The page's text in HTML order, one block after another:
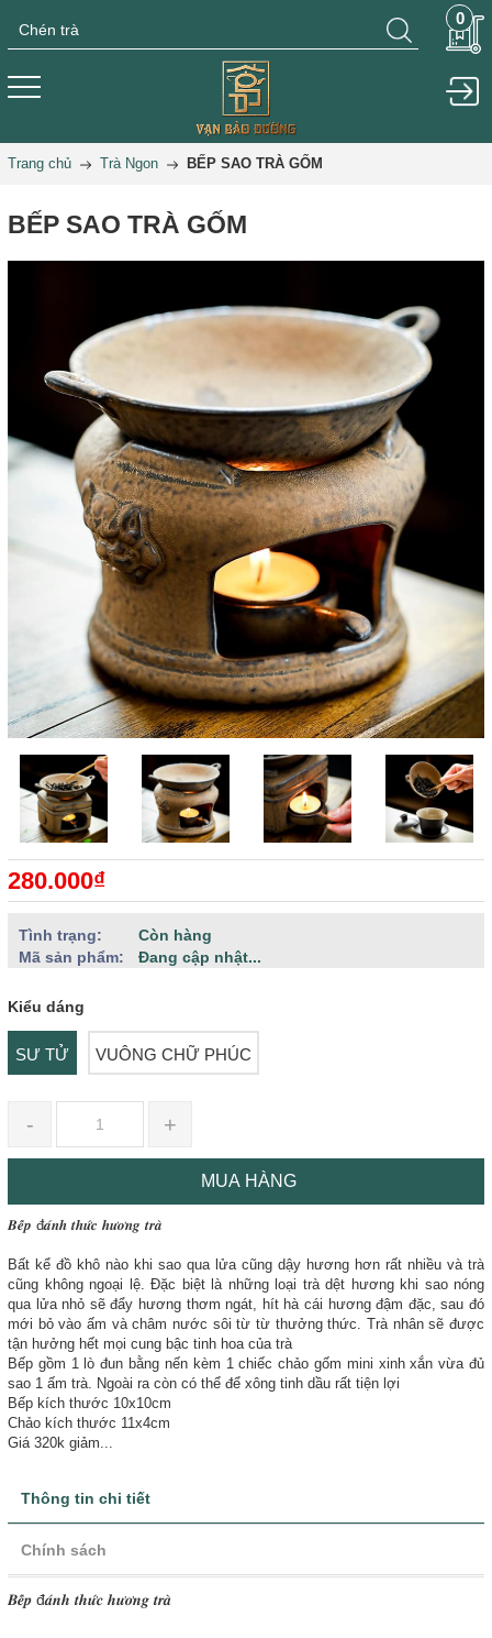
0
Trang chủ Trà Ngon BẾP SAO TRÀ GỐM
BẾP SAO TRÀ GỐM
280.000₫
Tình trạng:
Còn hàng
Mã sản phẩm:
Đang cập nhật...
Kiểu dáng
SƯ TỬ VUÔNG CHỮ PHÚC
- +
MUA HÀNG
𝑩𝒆̂́𝒑 đ𝒂́𝒏𝒉 𝒕𝒉𝒖̛́𝒄 𝒉𝒖̛𝒐̛𝒏𝒈 𝒕𝒓𝒂̀
Bất kể đồ khô nào khi sao qua lửa cũng dậy hương hơn rất nhiều và trà
cũng không ngoại lệ. Đặc biệt là những loại trà dệt hương khi sao nóng
qua lửa nhỏ sẽ đẩy hương thơm ngát, hít hà cái hương đậm đặc, sau đó
mới bỏ vào ấm và châm nước sôi từ từ thưởng thức. Trà nhân sẽ được
tận hưởng hết mọi cung bậc tinh hoa của trà
Bếp gồm 1 lò đun bằng nến kèm 1 chiếc chảo gốm mini xinh xắn vừa đủ
sao 1 ấm trà. Ngoài ra còn có thể để xông tinh dầu rất tiện lợi
Bếp kích thước 10x10cm
Chảo kích thước 11x4cm
Giá 320k giảm...
Thông tin chi tiết
Chính sách
𝑩𝒆̂́𝒑 đ𝒂́𝒏𝒉 𝒕𝒉𝒖̛́𝒄 𝒉𝒖̛𝒐̛𝒏𝒈 𝒕𝒓𝒂̀